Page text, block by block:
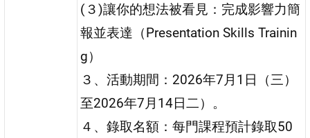
(３)讓你的想法被看見：完成影響力簡
報並表達（Presentation Skills Trainin
g）
３、活動期間：2026年7月1日（三）
至2026年7月14日二）。
４、錄取名額：每門課程預計錄取50